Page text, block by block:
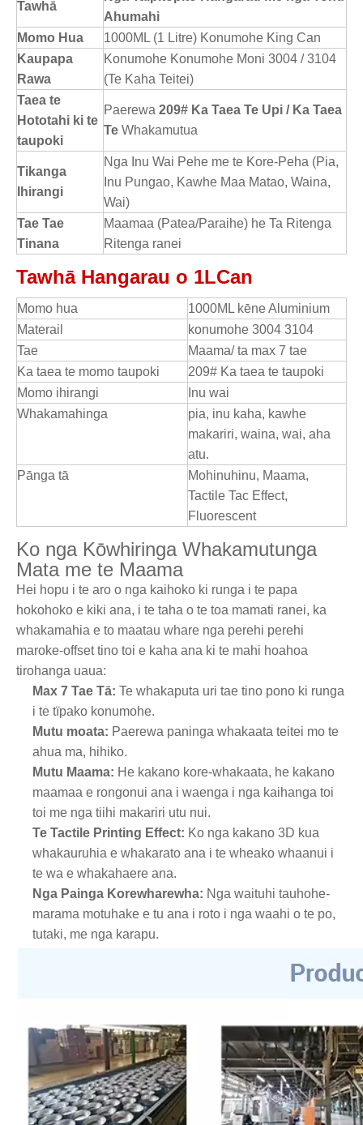
Tawhā
Ahumahi
Momo Hua
1000ML (1 Litre) Konumohe King Can
Kaupapa
Rawa
Konumohe Konumohe Moni 3004 / 3104
(Te Kaha Teitei)
Taea te
Hototahi ki te
taupoki
Paerewa 209# Ka Taea Te Upi / Ka Taea
Te Whakamutua
Tikanga
Ihirangi
Nga Inu Wai Pehe me te Kore-Peha (Pia,
Inu Pungao, Kawhe Maa Matao, Waina,
Wai)
Tae Tae
Tinana
Maamaa (Patea/Paraihe) he Ta Ritenga
Ritenga ranei
Tawhā Hangarau o 1LCan
Momo hua
1000ML kēne Aluminium
Materail
konumohe 3004 3104
Tae
Maama/ ta max 7 tae
Ka taea te momo taupoki
209# Ka taea te taupoki
Momo ihirangi
Inu wai
Whakamahinga
pia, inu kaha, kawhe
makariri, waina, wai, aha
atu.
Pānga tā
Mohinuhinu, Maama,
Tactile Tac Effect,
Fluorescent
Ko nga Kōwhiringa Whakamutunga
Mata me te Maama
Hei hopu i te aro o nga kaihoko ki runga i te papa
hokohoko e kiki ana, i te taha o te toa mamati ranei, ka
whakamahia e to maatau whare nga perehi perehi
maroke-offset tino toi e kaha ana ki te mahi hoahoa
tirohanga uaua:
Max 7 Tae Tā: Te whakaputa uri tae tino pono ki runga
i te tïpako konumohe.
Mutu moata: Paerewa paninga whakaata teitei mo te
ahua ma, hihiko.
Mutu Maama: He kakano kore-whakaata, he kakano
maamaa e rongonui ana i waenga i nga kaihanga toi
toi me nga tiihi makariri utu nui.
Te Tactile Printing Effect: Ko nga kakano 3D kua
whakauruhia e whakarato ana i te wheako whaanui i
te wa e whakahaere ana.
Nga Painga Korewharewha: Nga waituhi tauhohe-
marama motuhake e tu ana i roto i nga waahi o te po,
tutaki, me nga karapu.